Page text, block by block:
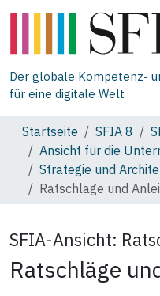
Der globale Kompetenz-
für eine digitale Welt
Startseite SFIA 8
Ansicht für die
Strategie und
Ratschläge und
SFIA-Ansicht:
Ratschläge